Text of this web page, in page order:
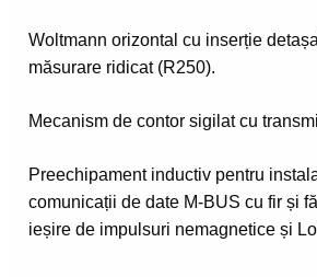
Woltmann orizontal cu inserție
măsurare ridicat (R250).
Mecanism de contor sigilat cu
Preechipament inductiv pentru
comunicații de date M-BUS cu fir și
ieșire de impulsuri nemagnetice și